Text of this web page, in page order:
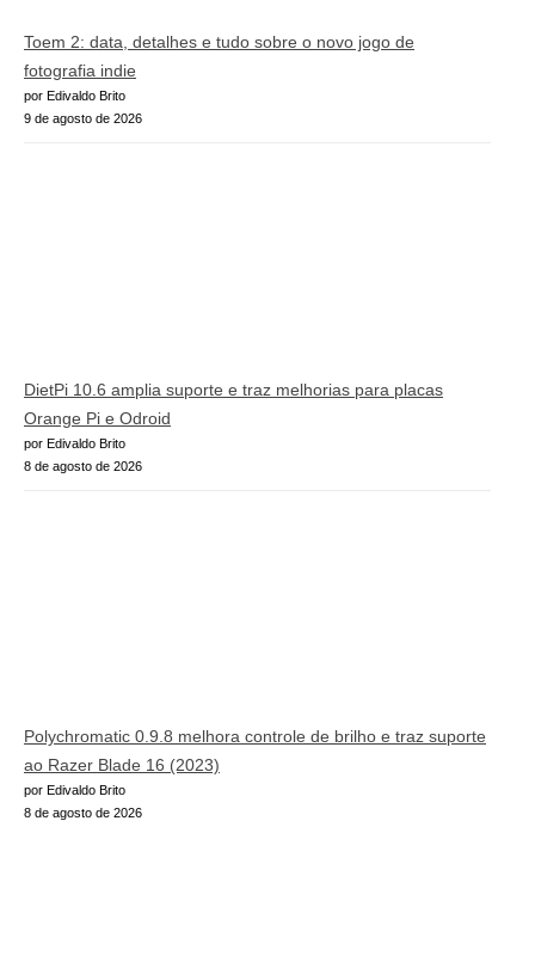
Toem 2: data, detalhes e tudo sobre o novo jogo de
fotografia indie
por Edivaldo Brito
9 de agosto de 2026
DietPi 10.6 amplia suporte e traz melhorias para placas
Orange Pi e Odroid
por Edivaldo Brito
8 de agosto de 2026
Polychromatic 0.9.8 melhora controle de brilho e traz suporte
ao Razer Blade 16 (2023)
por Edivaldo Brito
8 de agosto de 2026